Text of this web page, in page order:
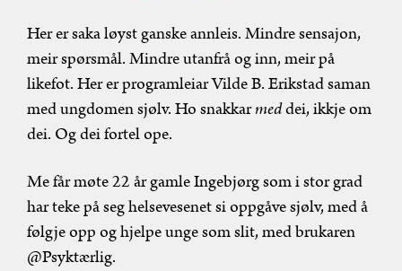
Her er saka løyst ganske annleis. Mindre sensajon,
meir spørsmål. Mindre utanfrå og inn, meir på
likefot. Her er programleiar Vilde B. Erikstad saman
med ungdomen sjølv. Ho snakkarmeddei, ikkje om
dei. Og dei fortel ope.
Me får møte 22 år gamle Ingebjørg som i stor grad
har teke på seg helsevesenet si oppgåve sjølv, med å
følgje opp og hjelpe unge som slit, med brukaren
@Psyktærlig.